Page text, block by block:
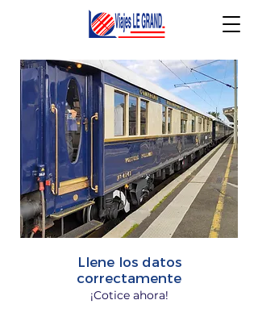
Llene los datos
correctamente
¡Cotice ahora!